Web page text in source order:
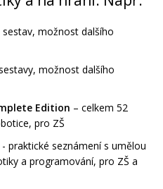
možnost dalšího
možnost dalšího
Edition – celkem 52
pro ZŠ
- praktické seznámení s umělou
a programování, pro ZŠ a